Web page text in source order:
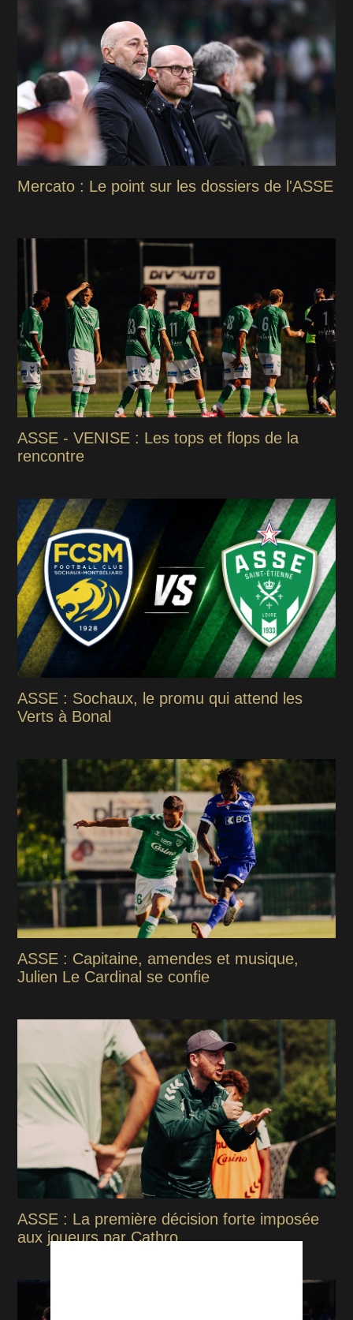
Mercato : Le point sur les dossiers de l'ASSE
ASSE - VENISE : Les tops et flops de la
rencontre
ASSE : Sochaux, le promu qui attend les
Verts à Bonal
ASSE : Capitaine, amendes et musique,
Julien Le Cardinal se confie
ASSE : La première décision forte imposée
aux joueurs par Cathro